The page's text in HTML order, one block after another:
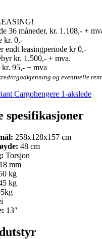
36 måneder, kr. 1.108,- +
kr. 0,-
endt leasingperiode kr 0,-
kr. 1.500,- + mva.
95,- + mva
og eventuelle
Cargohengere 1-akslede
spesifikasjoner
258x128x157 cm
48 cm
Torsjon
mm
kg
kg
kg
13″